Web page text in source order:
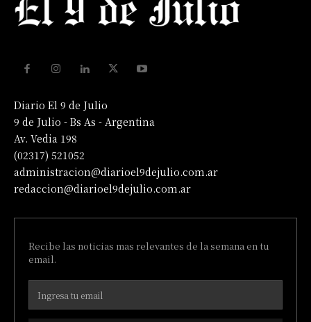
Diario El 9 de Julio
9 de Julio - Bs As - Argentina
Av. Vedia 198
(02317) 521052
administracion@diarioel9dejulio.com.ar
redaccion@diarioel9dejulio.com.ar
Recibe las noticias mas relevantes de la semana en tu
email.